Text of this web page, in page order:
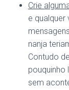
Crie
e qualquer
nanja
Contudo
pouquinho
sem